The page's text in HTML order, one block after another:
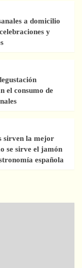
a domicilio
y
el consumo de
sirven la mejor
se sirve el jamón
española